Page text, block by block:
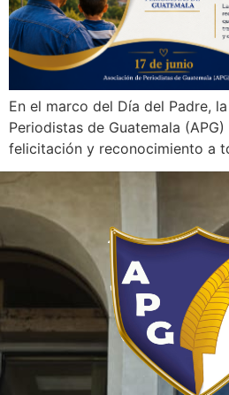
En el marco del Día del Padre,
Periodistas de Guatemala
felicitación y reconocimiento a